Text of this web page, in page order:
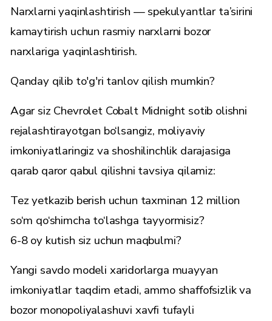
Narxlarni yaqinlashtirish — spekulyantlar ta’sirini
kamaytirish uchun rasmiy narxlarni bozor
narxlariga yaqinlashtirish.
Qanday qilib to'g'ri tanlov qilish mumkin?
Agar siz Chevrolet Cobalt Midnight sotib olishni
rejalashtirayotgan bo‘lsangiz, moliyaviy
imkoniyatlaringiz va shoshilinchlik darajasiga
qarab qaror qabul qilishni tavsiya qilamiz:
Tez yetkazib berish uchun taxminan 12 million
so‘m qo‘shimcha to‘lashga tayyormisiz?
6-8 oy kutish siz uchun maqbulmi?
Yangi savdo modeli xaridorlarga muayyan
imkoniyatlar taqdim etadi, ammo shaffofsizlik va
bozor monopoliyalashuvi xavfi tufayli